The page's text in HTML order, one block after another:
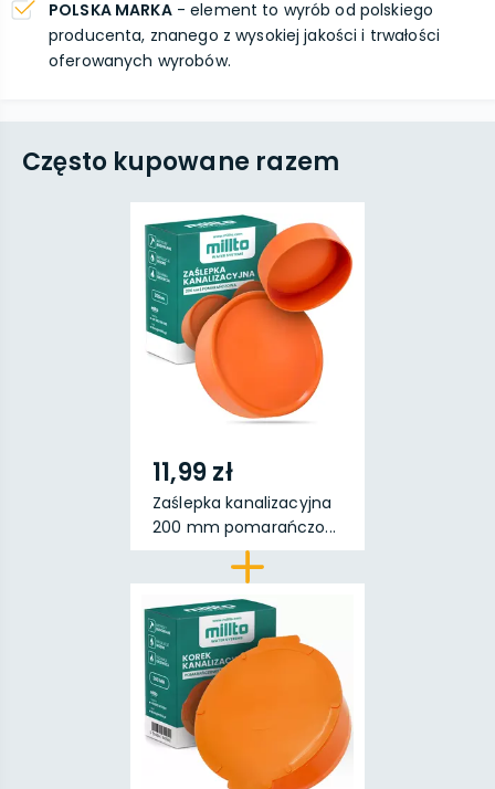
POLSKA MARKA- element to wyrób od polskiego
producenta, znanego z wysokiej jakości i trwałości
oferowanych wyrobów.
Często kupowane razem
11,99 zł
Zaślepka kanalizacyjna
200 mm pomarańczo...